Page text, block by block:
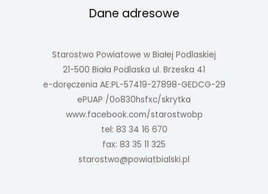
Dane adresowe
Starostwo Powiatowe w Białej Podlaskiej
21-500 Biała Podlaska ul. Brzeska 41
e-doręczenia AE:PL-57419-27898-GEDCG-29
ePUAP /0o830hsfxc/skrytka
www.facebook.com/starostwobp
tel: 83 34 16 670
fax: 83 35 11 325
starostwo@powiatbialski.pl